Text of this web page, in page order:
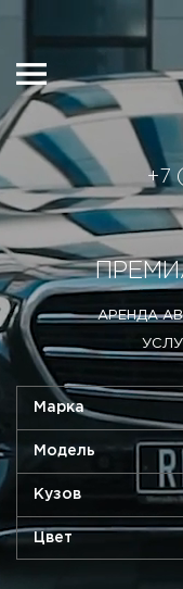
+7
АРЕНДА
Марка
Модель
Кузов
Цвет